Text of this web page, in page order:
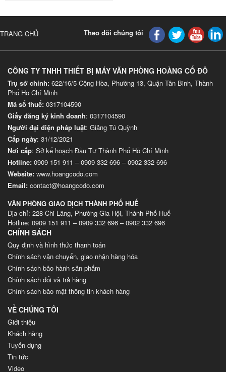
TRANG CHỦ Theo dõi chúng tôi
CÔNG TY TNHH THIẾT BỊ MÁY VĂN PHÒNG HOÀNG CỐ ĐÔ
Trụ sở chính: 622/16/5 Cộng Hòa, Phường 13, Quận Tân Binh, Thành
Phố Hồ Chí Minh
Mã số thuế: 0317104590
Giấy đăng ký kinh doanh: 0317104590
Người đại diện pháp luật: Giảng Tú Quỳnh
Cấp ngày: 31/12/2021
Nơi cấp: Sở kế hoạch Đầu Tư Thành Phố Hồ Chí Minh
Hotline: 0909 151 911 –0909 332 696 –0902 332 696
Website: www.hoangcodo.com
Email: contact@hoangcodo.com
VĂN PHÒNG GIAO DỊCH THÀNH PHỐ HUẾ
Địa chỉ: 228 Chi Lăng, Phường Gia Hội, Thành Phố Huế
Hotline: 0909 151 911 – 0909 332 696 – 0902 332 696
CHÍNH SÁCH
Quy định và hình thức thanh toán
Chính sách vận chuyển, giao nhận hàng hóa
Chính sách bảo hành sản phẩm
Chính sách đổi và trả hàng
Chính sách bảo mật thông tin khách hàng
VỀ CHÚNG TÔI
Giới thiệu
Khách hàng
Tuyển dụng
Tin tức
Video